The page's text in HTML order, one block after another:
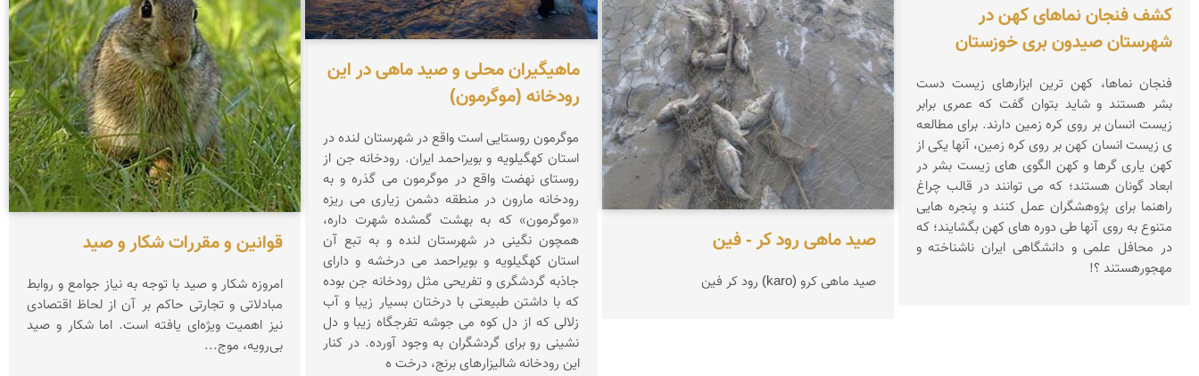
کشف فنجان نماهای کهن در
شهرستان صیدون بری خوزستان
فنجان نماها، کهن ترین ابزارهای زیست دست
بشر هستند و شاید بتوان گفت که عمری برابر
زیست انسان بر روی کره زمین دارند. برای مطالعه
ی زیست انسان کهن بر روی کره زمین، آنها یکی از
کهن یاری گرها و کهن الگوی های زیست بشر در
ابعاد گونان هستند؛ که می توانند در قالب چراغ
راهنما برای پژوهشگران عمل کنند و پنجره هایی
متنوع به روی آنها طی دوره های کهن بگشایند؛ که
در محافل علمی و دانشگاهی ایران ناشناخته و
مهجورهستند ؟!
صید ماهی رود کر - فین
صید ماهی کرو (karo) رود کر فین
ماهیگیران محلی و صید ماهی در این
رودخانه (موگرمون)
موگرمون روستایی است واقع در شهرستان لنده در
استان کهگیلویه و بویراحمد ایران. رودخانه جن از
روستای نهضت واقع در موگرمون می گذره و به
رودخانه مارون در منطقه دشمن زیاری می ریزه
«موگرمون» که به بهشت گمشده شهرت داره،
همچون نگینی در شهرستان لنده و به تبع آن
استان کهگیلویه و بویراحمد می درخشه و دارای
جاذبه گردشگری و تفریحی مثل رودخانه جن بوده
که با داشتن طبیعتی با درختان بسیار زیبا و آب
زلالی که از دل کوه می جوشه تفرجگاه زیبا و دل
نشینی رو برای گردشگران به وجود آورده. در کنار
این رودخانه شالیزارهای برنج، درخت ه
قوانین و مقررات شکار و صید
امروزه شكار و صید با توجه به نیاز جوامع و روابط
مبادلاتی و تجارتی حاكم بر آن از لحاظ اقتصادی
نیز اهمیت ویژه‌ای یافته است. اما شكار و صید
بی‌رویه، موج...